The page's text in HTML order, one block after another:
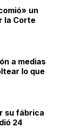
un
la Corte
a medias
lo que
su fábrica
24